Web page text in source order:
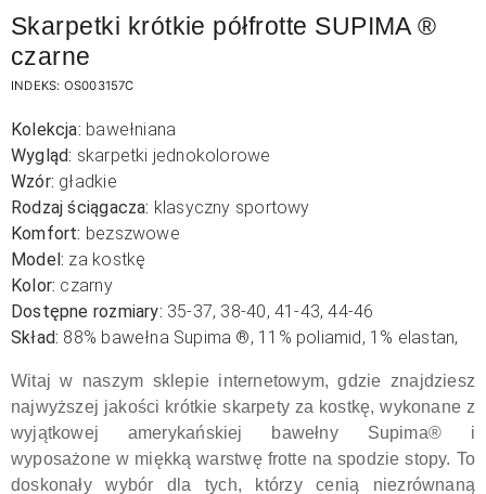
Skarpetki krótkie półfrotte SUPIMA ®
czarne
INDEKS: OS003157C
Kolekcja: bawełniana
Wygląd: skarpetki jednokolorowe
Wzór: gładkie
Rodzaj ściągacza: klasyczny sportowy
Komfort: bezszwowe
Model: za kostkę
Kolor: czarny
Dostępne rozmiary: 35-37, 38-40, 41-43, 44-46
Skład: 88% bawełna Supima ®, 11% poliamid, 1% elastan,
Witaj w naszym sklepie internetowym, gdzie znajdziesz
najwyższej jakości krótkie skarpety za kostkę, wykonane z
wyjątkowej amerykańskiej bawełny Supima® i
wyposażone w miękką warstwę frotte na spodzie stopy. To
doskonały wybór dla tych, którzy cenią niezrównaną